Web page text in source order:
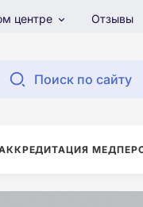
центре Отзывы
Поиск по сайту